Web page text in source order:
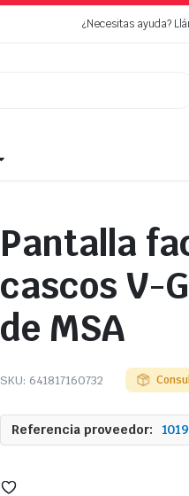
¿Necesitas ayuda?
Pantalla
cascos V-
de MSA
SKU: 641817160732
Referencia proveedor: